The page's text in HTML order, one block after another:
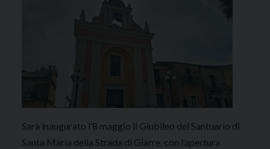
Sarà inaugurato l’8 maggio il Giubileo del Santuario di
Santa Maria della Strada di Giarre, con l’apertura